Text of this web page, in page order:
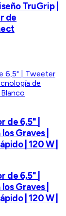
TruGrip |
de
de 6,5" |
Graves |
| 120 W |
de 6,5" |
Graves |
| 120 W |